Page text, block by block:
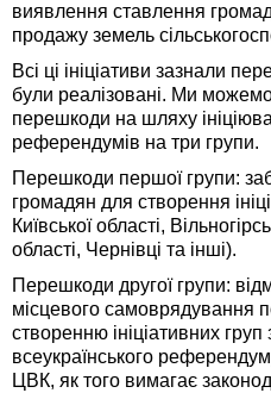
виявлення ставлення
продажу земель
Всі ці ініціативи зазнали
були реалізовані. Ми можемо
перешкоди на шляху
референдумів на три групи.
Перешкоди першої групи:
громадян для створення
Київської області,
області, Чернівці та інші).
Перешкоди другої групи:
місцевого самоврядування
створенню ініціативних
всеукраїнського
ЦВК, як того вимагає